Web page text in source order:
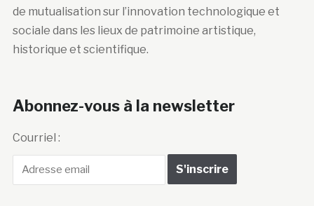
de mutualisation sur l’innovation technologique et
sociale dans les lieux de patrimoine artistique,
historique et scientifique.
Abonnez-vous à la newsletter
Courriel :